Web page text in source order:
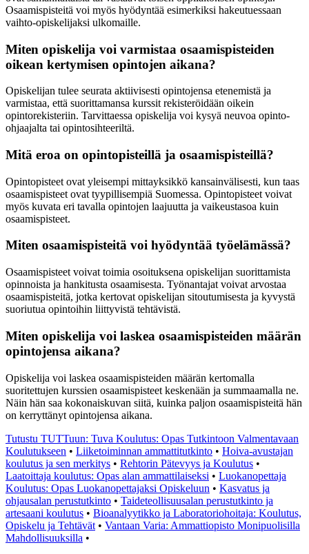
Osaamispisteitä voi myös hyödyntää esimerkiksi hakeutuessaan
vaihto-opiskelijaksi ulkomaille.
Miten opiskelija voi varmistaa osaamispisteiden
oikean kertymisen opintojen aikana?
Opiskelijan tulee seurata aktiivisesti opintojensa etenemistä ja
varmistaa, että suorittamansa kurssit rekisteröidään oikein
opintorekisteriin. Tarvittaessa opiskelija voi kysyä neuvoa opinto-
ohjaajalta tai opintosihteeriltä.
Mitä eroa on opintopisteillä ja osaamispisteillä?
Opintopisteet ovat yleisempi mittayksikkö kansainvälisesti, kun taas
osaamispisteet ovat tyypillisempiä Suomessa. Opintopisteet voivat
myös kuvata eri tavalla opintojen laajuutta ja vaikeustasoa kuin
osaamispisteet.
Miten osaamispisteitä voi hyödyntää työelämässä?
Osaamispisteet voivat toimia osoituksena opiskelijan suorittamista
opinnoista ja hankitusta osaamisesta. Työnantajat voivat arvostaa
osaamispisteitä, jotka kertovat opiskelijan sitoutumisesta ja kyvystä
suoriutua opintoihin liittyvistä tehtävistä.
Miten opiskelija voi laskea osaamispisteiden määrän
opintojensa aikana?
Opiskelija voi laskea osaamispisteiden määrän kertomalla
suoritettujen kurssien osaamispisteet keskenään ja summaamalla ne.
Näin hän saa kokonaiskuvan siitä, kuinka paljon osaamispisteitä hän
on kerryttänyt opintojensa aikana.
Tutustu TUTTuun: Tuva Koulutus: Opas Tutkintoon Valmentavaan
Koulutukseen • Liiketoiminnan ammattitutkinto • Hoiva-avustajan
koulutus ja sen merkitys • Rehtorin Pätevyys ja Koulutus •
Laatoittaja koulutus: Opas alan ammattilaiseksi • Luokanopettaja
Koulutus: Opas Luokanopettajaksi Opiskeluun • Kasvatus ja
ohjausalan perustutkinto • Taideteollisuusalan perustutkinto ja
artesaani koulutus • Bioanalyytikko ja Laboratoriohoitaja: Koulutus,
Opiskelu ja Tehtävät • Vantaan Varia: Ammattiopisto Monipuolisilla
Mahdollisuuksilla •